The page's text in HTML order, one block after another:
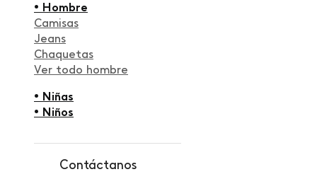
• Hombre
Camisas
Jeans
Chaquetas
Ver todo hombre
• Niñas
• Niños
Contáctanos